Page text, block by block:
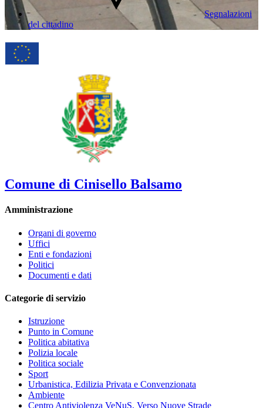
Segnalazioni
del cittadino
Comune di Cinisello Balsamo
Amministrazione
Organi di governo
Uffici
Enti e fondazioni
Politici
Documenti e dati
Categorie di servizio
Istruzione
Punto in Comune
Politica abitativa
Polizia locale
Politica sociale
Sport
Urbanistica, Edilizia Privata e Convenzionata
Ambiente
Centro Antiviolenza VeNuS, Verso Nuove Strade